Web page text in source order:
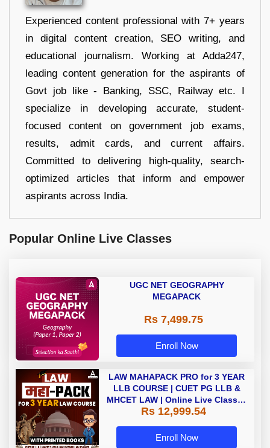
Experienced content professional with 7+ years
in digital content creation, SEO writing, and
educational journalism. Working at Adda247,
leading content generation for the aspirants of
Govt job like - Banking, SSC, Railway etc. I
specialize in developing accurate, student-
focused content on government job exams,
results, admit cards, and current affairs.
Committed to delivering high-quality, search-
optimized articles that inform and empower
aspirants across India.
Popular Online Live Classes
UGC NET GEOGRAPHY
MEGAPACK
Rs 7,499.75
Enroll Now
LAW MAHAPACK PRO for 3 YEAR
LLB COURSE | CUET PG LLB &
MHCET LAW | Online Live Classes
with Printed Books by Adda 247
Rs 12,999.54
Enroll Now